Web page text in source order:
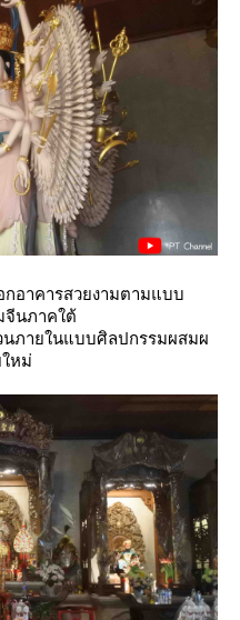
กอาคารสวยงามตามแบบ
จีนภาคใต้
นภายในแบบศิลปกรรมผสมผ
หม่